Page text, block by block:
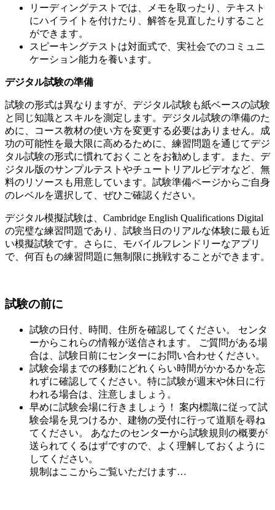
リーディングテストでは、メモを取ったり、テキスト
にハイライトを付けたり、解答を見直したりすること
ができます。
スピーキングテストは対面式で、実社会でのコミュニ
ケーション能力を養います。
デジタル試験の準備
試験の形式は異なりますが、デジタル試験も紙ベースの試験
と同じ知識とスキルを測定します。デジタル試験の準備のた
めに、コース教材の使い方を変更する必要はありません。成
功の可能性を最大限に高めるために、練習問題を通じてデジ
タル試験の形式に慣れておくことをお勧めします。また、デ
ジタル版のサンプルテストやチュートリアルビデオなど、無
料のリソースも用意しています。試験準備ページからご自身
のレベルを選択して、ぜひご確認ください。
デジタル模擬試験は、Cambridge English Qualifications Digital
の完璧な練習問題であり、試験当日のリアルな体験に最も近
い模擬試験です。さらに、モバイルフレンドリーなアプリ
で、何百もの練習問題に無制限に挑戦することができます。
試験の前に
試験の日付、時間、住所を確認してください。 センタ
ーからこれらの情報が送信されます。 ご質問がある場
合は、試験日前にセンターにお問い合わせください。
試験会場までの移動にどれくらい時間がかかるかを忘
れずに確認してください。特に試験が週末や休日に行
われる場合は、注意しましょう。
早めに試験会場に行きましょう！ 案内標識に従って試
験会場を見つけるか、建物の受付に行って道順を尋ね
てください。 あなたのセンターから試験規則の概要が
送られてくるはずですので、よく理解しておくように
してください。
規制はここからご覧いただけます…